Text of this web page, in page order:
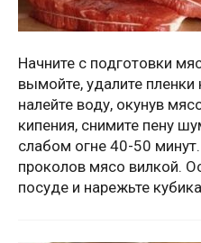
Начните с подготовки
вымойте, удалите
налейте воду, окунув
кипения, снимите пену
слабом огне 40-50
проколов мясо вилкой.
посуде и нарежьте